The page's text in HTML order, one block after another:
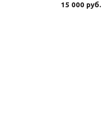
15 000 руб.